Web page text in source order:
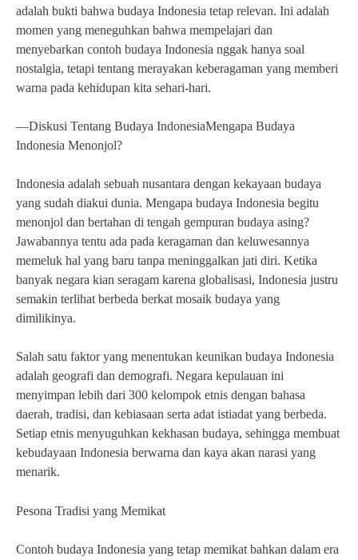
adalah bukti bahwa budaya Indonesia tetap relevan. Ini adalah
momen yang meneguhkan bahwa mempelajari dan
menyebarkan contoh budaya Indonesia nggak hanya soal
nostalgia, tetapi tentang merayakan keberagaman yang memberi
warna pada kehidupan kita sehari-hari.
—Diskusi Tentang Budaya IndonesiaMengapa Budaya
Indonesia Menonjol?
Indonesia adalah sebuah nusantara dengan kekayaan budaya
yang sudah diakui dunia. Mengapa budaya Indonesia begitu
menonjol dan bertahan di tengah gempuran budaya asing?
Jawabannya tentu ada pada keragaman dan keluwesannya
memeluk hal yang baru tanpa meninggalkan jati diri. Ketika
banyak negara kian seragam karena globalisasi, Indonesia justru
semakin terlihat berbeda berkat mosaik budaya yang
dimilikinya.
Salah satu faktor yang menentukan keunikan budaya Indonesia
adalah geografi dan demografi. Negara kepulauan ini
menyimpan lebih dari 300 kelompok etnis dengan bahasa
daerah, tradisi, dan kebiasaan serta adat istiadat yang berbeda.
Setiap etnis menyuguhkan kekhasan budaya, sehingga membuat
kebudayaan Indonesia berwarna dan kaya akan narasi yang
menarik.
Pesona Tradisi yang Memikat
Contoh budaya Indonesia yang tetap memikat bahkan dalam era